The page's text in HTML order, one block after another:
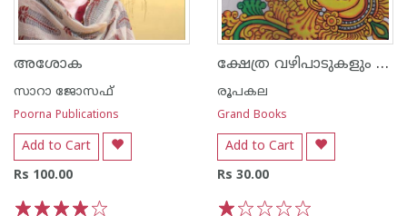
അശോക
സാറാ ജോസഫ്
Poorna Publications
Add to Cart
Rs 100.00
ക്ഷേത്ര വഴിപാടുകളും ഗുണഫലങ്ങളും
രൂപകല
Grand Books
Add to Cart
Rs 30.00